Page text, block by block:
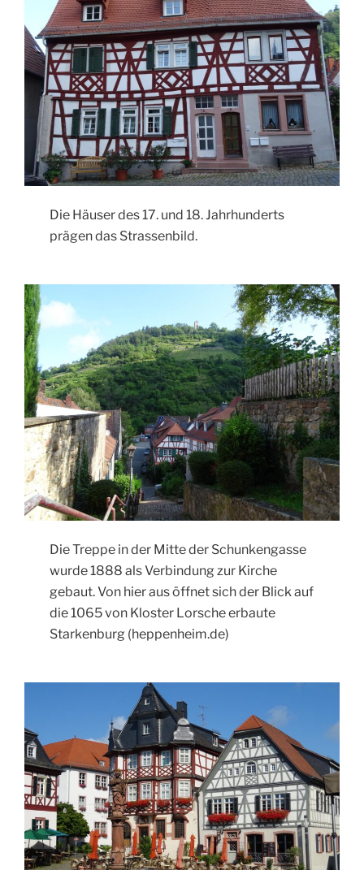
Die Häuser des 17. und 18. Jahrhunderts
prägen das Strassenbild.
Die Treppe in der Mitte der Schunkengasse
wurde 1888 als Verbindung zur Kirche
gebaut. Von hier aus öffnet sich der Blick auf
die 1065 von Kloster Lorsche erbaute
Starkenburg (heppenheim.de)